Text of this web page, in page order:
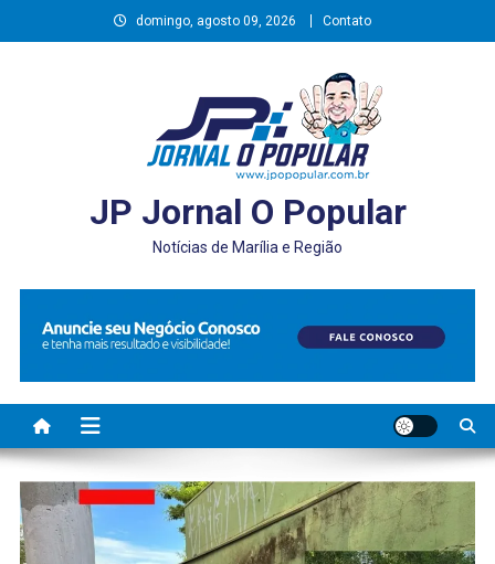
to
domingo, agosto 09, 2026 Contato
JP Jornal O Popular
Notícias de Marília e Região